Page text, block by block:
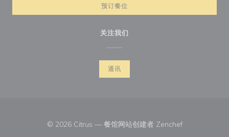
预订餐位
关注我们
通讯
© 2026 Citrus — 餐馆网站创建者 Zenchef((在新窗口中